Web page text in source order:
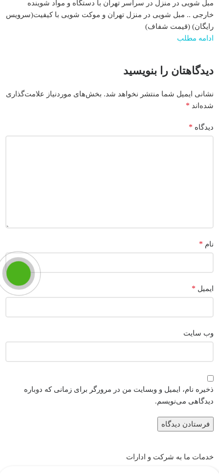
مبل شویی در منزل در سراسر تهران با دستگاه و مواد شوینده
خارجی .. مبل شویی در منزل تهران و موکت شویی با کیفیت(سرویس
رایگان) (قیمت شفاف)
ادامه مطلب
دیدگاهتان را بنویسید
نشانی ایمیل شما منتشر نخواهد شد. بخش‌های موردنیاز علامت‌گذاری
شده‌اند *
دیدگاه *
نام *
ایمیل *
وب‌ سایت
ذخیره نام، ایمیل و وبسایت من در مرورگر برای زمانی که دوباره
دیدگاهی می‌نویسم.
خدمات ما به شرکت و ادارات